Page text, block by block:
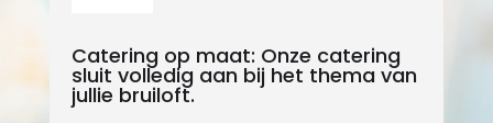
Catering op maat: Onze catering
sluit volledig aan bij het thema van
jullie bruiloft.